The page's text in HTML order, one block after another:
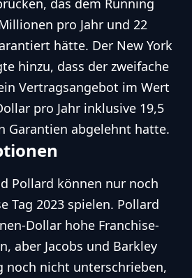
das dem Running
pro Jahr und 22
hätte. Der New York
hinzu, dass der zweifache
Vertragsangebot im Wert
pro Jahr inklusive 19,5
Garantien abgelehnt hatte.
Pollard können nur noch
Tag 2023 spielen. Pollard
Dollar hohe Franchise-
aber Jacobs und Barkley
noch nicht unterschrieben,